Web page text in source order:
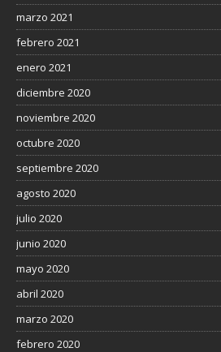
marzo 2021
febrero 2021
enero 2021
diciembre 2020
noviembre 2020
octubre 2020
septiembre 2020
agosto 2020
julio 2020
junio 2020
mayo 2020
abril 2020
marzo 2020
febrero 2020